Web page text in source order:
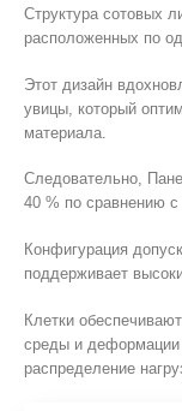
Структура сотовых
расположенных по
Этот дизайн
увицы, который
материала.
Следовательно,
40 % по сравнению
Конфигурация
поддерживает
Клетки
среды и деформации
распределение